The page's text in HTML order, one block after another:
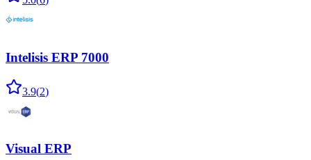
Intelisis ERP 7000
3.9(2)
Visual ERP